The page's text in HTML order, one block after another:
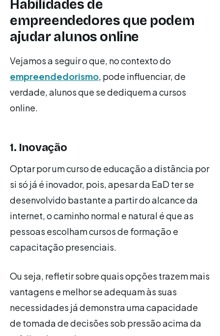
Habilidades de
empreendedores que podem
ajudar alunos online
Vejamos a seguir o que, no contexto do
empreendedorismo, pode influenciar, de
verdade, alunos que se dediquem a cursos
online.
1. Inovação
Optar por um curso de educação a distância por
si só já é inovador, pois, apesar da EaD ter se
desenvolvido bastante a partir do alcance da
internet, o caminho normal e natural é que as
pessoas escolham cursos de formação e
capacitação presenciais.
Ou seja, refletir sobre quais opções trazem mais
vantagens e melhor se adequam às suas
necessidades já demonstra uma capacidade
de tomada de decisões sob pressão acima da